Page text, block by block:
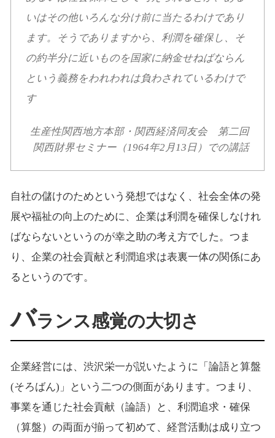
いはその他いろんな分け前に当たるわけであり
ます。そうでありますから、利潤を確保し、そ
の約半分に近いものを国家に納金せねばならん
という義務をわれわれは負わされているわけで
す
生産性関西地方本部・関西経済同友会 第二回
関西財界セミナー（1964年2月13日）での講話
自社の儲けのためという発想ではなく、社会全体の発
展や福祉の向上のために、企業は利潤を確保しなけれ
ばならないというのが幸之助の考え方でした。つま
り、企業の社会貢献と利潤追求は表裏一体の関係にあ
るというのです。
バランス感覚の大切さ
企業経営には、渋沢栄一が説いたように「論語と算盤
(そろばん)」という二つの側面があります。つまり、
事業を通じた社会貢献（論語）と、利潤追求・確保
（算盤）の両面が揃って初めて、経営活動は成り立つ